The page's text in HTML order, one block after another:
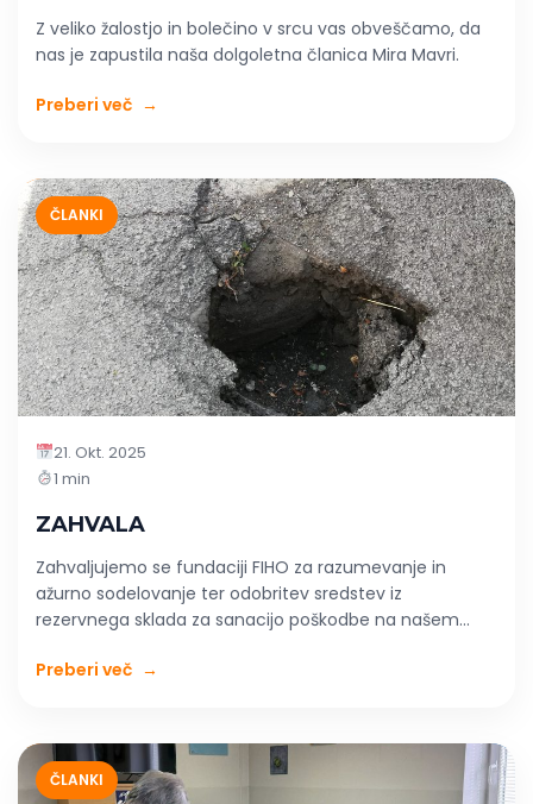
Z veliko žalostjo in bolečino v srcu vas obveščamo, da
nas je zapustila naša dolgoletna članica Mira Mavri.
Preberi več →
ČLANKI
21. Okt. 2025
1 min
ZAHVALA
Zahvaljujemo se fundaciji FIHO za razumevanje in
ažurno sodelovanje ter odobritev sredstev iz
rezervnega sklada za sanacijo poškodbe na našem...
Preberi več →
ČLANKI